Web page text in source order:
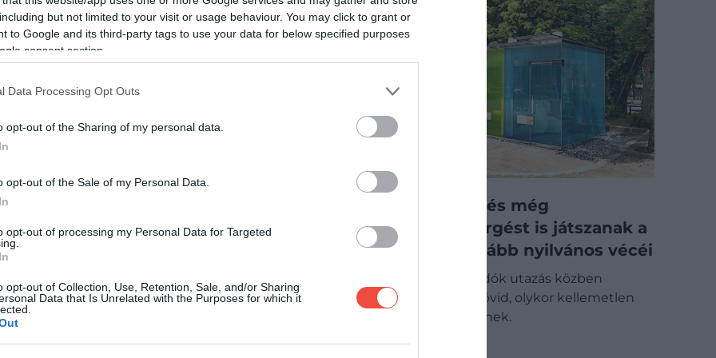
but not limited to your visit or usage behaviour. You may click to grant or
to Google and its third-party tags to use your data for below specified purposes
consent section.
Data Processing Opt Outs
opt-out of the Sharing of my personal data.
opt-out of the Sale of my Personal Data.
opt-out of processing my Personal Data for Targeted
opt-out of Collection, Use, Retention, Sale, and/or Sharing
Data that Is Unrelated with the Purposes for which it
türkiz medencéi, amelyek a fehér
Bár a völgy látványa szinte mesébe
Ingyenesek, és még
madárcsicsergést is játszanak a
világ legtisztább nyilvános vécéi
A nyilvános mosdók utazás közben
többnyire csak rövid, olykor kellemetlen
megállót jelentenek.
ÚTI CÉL